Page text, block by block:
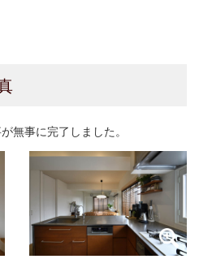
無事に完了しました。